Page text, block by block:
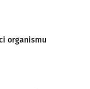
organismu